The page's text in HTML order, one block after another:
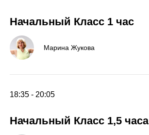
Начальный Класс 1 час
Марина Жукова
18:35 - 20:05
Начальный Класс 1,5 часа